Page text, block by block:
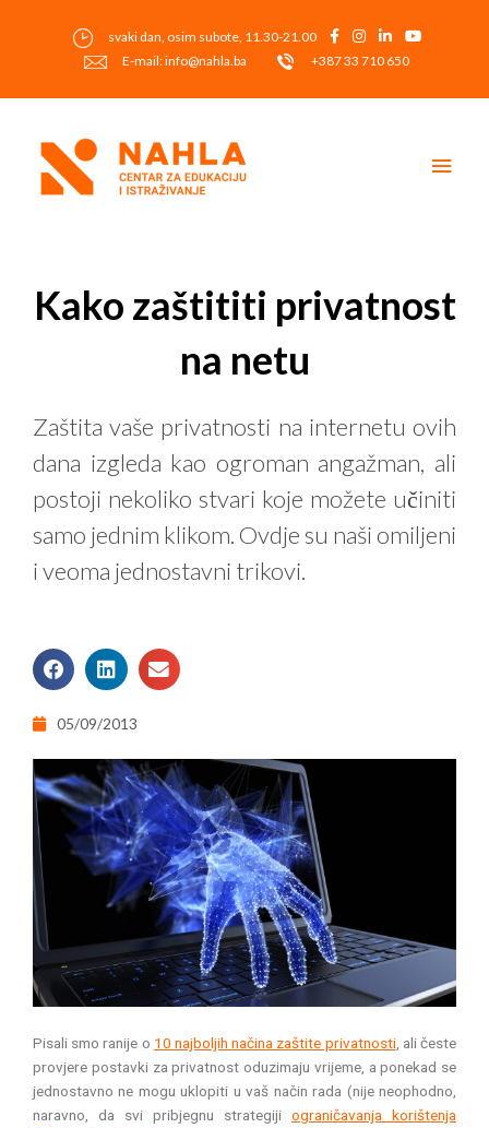
svaki dan, osim subote, 11.30-21.00
E-mail: info@nahla.ba
+387 33 710 650
Kako zaštititi privatnost
na netu
Zaštita vaše privatnosti na internetu ovih
dana izgleda kao ogroman angažman, ali
postoji nekoliko stvari koje možete učiniti
samo jednim klikom. Ovdje su naši omiljeni
i veoma jednostavni trikovi.
05/09/2013
Pisali smo ranije o 10 najboljih načina zaštite privatnosti, ali česte
provjere postavki za privatnost oduzimaju vrijeme, a ponekad se
jednostavno ne mogu uklopiti u vaš način rada (nije neophodno,
naravno, da svi pribjegnu strategiji ograničavanja korištenja